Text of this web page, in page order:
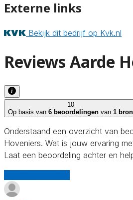
Externe links
Bekijk dit bedrijf op Kvk.nl
Reviews Aarde
10
Op basis van 6 beoordelingen van 1 bron
Onderstaand een overzicht van
Hoveniers. Wat is jouw ervaring
Laat een beoordeling achter en